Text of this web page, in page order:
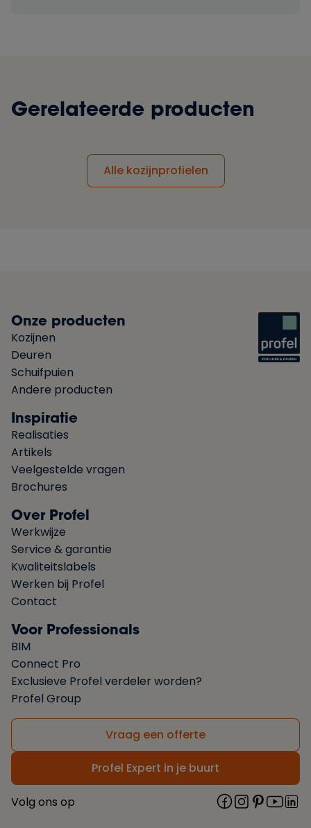
Gerelateerde producten
Alle kozijnprofielen
Onze producten
Kozijnen
Deuren
Schuifpuien
Andere producten
Inspiratie
Realisaties
Artikels
Veelgestelde vragen
Brochures
Over Profel
Werkwijze
Service & garantie
Kwaliteitslabels
Werken bij Profel
Contact
Voor Professionals
BIM
Connect Pro
Exclusieve Profel verdeler worden?
Profel Group
Vraag een offerte
Profel Expert in je buurt
Volg ons op